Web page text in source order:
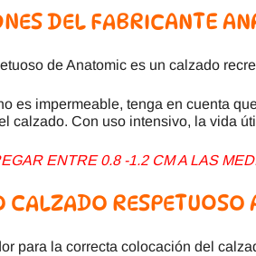
DEL FABRICANTE
de Anatomic es un calzado
es impermeable, tenga en cuenta
calzado. Con uso intensivo, la vida
ENTRE 0.8 -1.2 CM A LAS
CALZADO RESPETUOSO
para la correcta colocación del